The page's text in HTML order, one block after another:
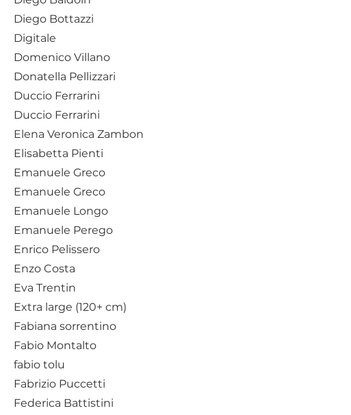
Diego Bottazzi
Digitale
Domenico Villano
Donatella Pellizzari
Duccio Ferrarini
​​​​​​​​​​​​​​Duccio Ferrarini
Elena Veronica Zambon
Elisabetta Pienti
Emanuele Greco
​​​​​​​Emanuele Greco
Emanuele Longo
Emanuele Perego
Enrico Pelissero
Enzo Costa
Eva Trentin
Extra large (120+ cm)
Fabiana sorrentino
Fabio Montalto
fabio tolu
Fabrizio Puccetti
Federica Battistini